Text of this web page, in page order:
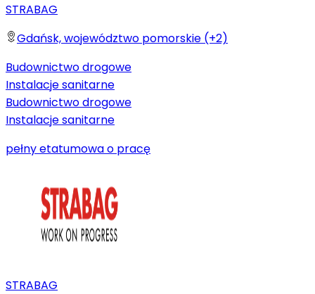
STRABAG
Gdańsk, województwo pomorskie (+2)
Budownictwo drogowe
Instalacje sanitarne
Budownictwo drogowe
Instalacje sanitarne
pełny etatumowa o pracę
STRABAG